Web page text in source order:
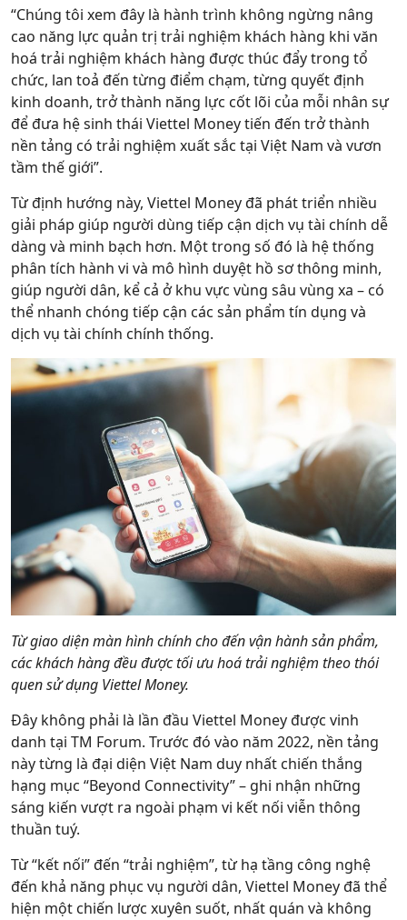
“Chúng tôi xem đây là hành trình không ngừng nâng
cao năng lực quản trị trải nghiệm khách hàng khi văn
hoá trải nghiệm khách hàng được thúc đẩy trong tổ
chức, lan toả đến từng điểm chạm, từng quyết định
kinh doanh, trở thành năng lực cốt lõi của mỗi nhân sự
để đưa hệ sinh thái Viettel Money tiến đến trở thành
nền tảng có trải nghiệm xuất sắc tại Việt Nam và vươn
tầm thế giới”.
Từ định hướng này, Viettel Money đã phát triển nhiều
giải pháp giúp người dùng tiếp cận dịch vụ tài chính dễ
dàng và minh bạch hơn. Một trong số đó là hệ thống
phân tích hành vi và mô hình duyệt hồ sơ thông minh,
giúp người dân, kể cả ở khu vực vùng sâu vùng xa – có
thể nhanh chóng tiếp cận các sản phẩm tín dụng và
dịch vụ tài chính chính thống.
Từ giao diện màn hình chính cho đến vận hành sản phẩm,
các khách hàng đều được tối ưu hoá trải nghiệm theo thói
quen sử dụng Viettel Money.
Đây không phải là lần đầu Viettel Money được vinh
danh tại TM Forum. Trước đó vào năm 2022, nền tảng
này từng là đại diện Việt Nam duy nhất chiến thắng
hạng mục “Beyond Connectivity” – ghi nhận những
sáng kiến vượt ra ngoài phạm vi kết nối viễn thông
thuần tuý.
Từ “kết nối” đến “trải nghiệm”, từ hạ tầng công nghệ
đến khả năng phục vụ người dân, Viettel Money đã thể
hiện một chiến lược xuyên suốt, nhất quán và không